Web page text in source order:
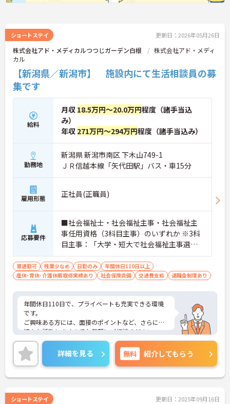
ショートステイ 更新日：2026年05月26日
株式会社アド・メディカルつつじガーデン白根
株式会社アド・メディ
カル
【新潟県／新潟市】 施設内にて生活相談員の募
集です
給料
月収 18.5万円～20.0万円程度（諸手当込
み）
年収 271万円～294万円程度（諸手当込み）
勤務地
新潟県 新潟市南区 下木山749-1
ＪＲ信越本線「矢代田駅」バス・車15分
雇用形態 正社員(正職員)
応募要件
■社会福祉士・社会福祉主事・社会福祉主
事任用資格（3科目主事）のいずれか ※3科
目主事：「大学・短大で社会福祉主事選択
必修科目のうち3科目以上の単位を修得して
卒業者。 ※介護施設などで就業経験のある
方は尚良し
車通勤可 残業少なめ 日勤のみ
年間休日110日以上
産休･育休･介護休暇取得実績あり
社会保険完備 交通費支給 退職金制度あり
年間休日110日で、プライベートも充実できる環境
です。
ご興味ある方には、面接のポイントなど、さらに詳
細をお話致しますのでお気軽にご相談ください。
詳細を見る 無料 紹介してもらう
ショートステイ 更新日：2025年09月16日